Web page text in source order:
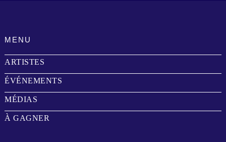
MENU
ARTISTES
ÉVÉNEMENTS
MÉDIAS
À GAGNER